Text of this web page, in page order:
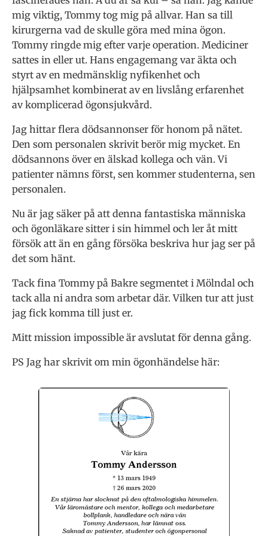
mig viktig, Tommy tog mig på allvar. Han sa till
kirurgerna vad de skulle göra med mina ögon.
Tommy ringde mig efter varje operation. Mediciner
sattes in eller ut. Hans engagemang var äkta och
styrt av en medmänsklig nyfikenhet och
hjälpsamhet kombinerat av en livslång erfarenhet
av komplicerad ögonsjukvård.
Jag hittar flera dödsannonser för honom på nätet.
Den som personalen skrivit berör mig mycket. En
dödsannons över en älskad kollega och vän. Vi
patienter nämns först, sen kommer studenterna, sen
personalen.
Nu är jag säker på att denna fantastiska människa
och ögonläkare sitter i sin himmel och ler åt mitt
försök att än en gång försöka beskriva hur jag ser på
det som hänt.
Tack fina Tommy på Bakre segmentet i Mölndal och
tack alla ni andra som arbetar där. Vilken tur att just
jag fick komma till just er.
Mitt mission impossible är avslutat för denna gång.
PS Jag har skrivit om min ögonhändelse här: